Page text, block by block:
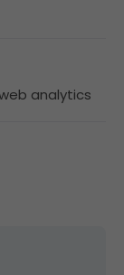
analytics